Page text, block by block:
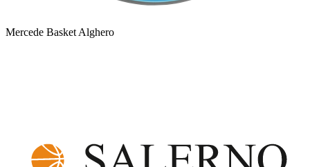
Mercede Basket Alghero